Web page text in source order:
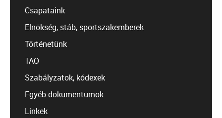
Csapataink
Elnökség, stáb, sportszakemberek
Történetünk
TAO
Szabályzatok, kódexek
Egyéb dokumentumok
Linkek